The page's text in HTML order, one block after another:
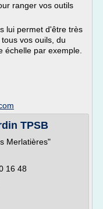
ranger vos outils
lui permet d'être très
vos ouils, du
échelle par exemple.
TPSB
Merlatières"
16 48